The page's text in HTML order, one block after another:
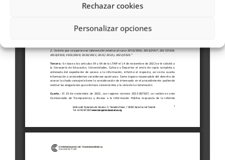
Rechazar cookies
Personalizar opciones